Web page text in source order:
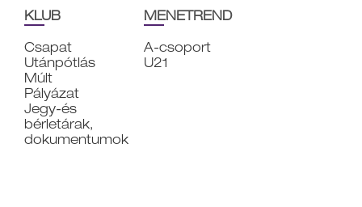
KLUB
Csapat
Utánpótlás
Múlt
Pályázat
Jegy-és
bérletárak,
dokumentumok
MENETREND
A-csoport
U21